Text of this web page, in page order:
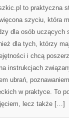
to praktyczna
szyciu, która
dla osób uczących
dla tych, którzy
i chcą
instrukcjach
ubrań,
w praktyce. To
lecz także […]